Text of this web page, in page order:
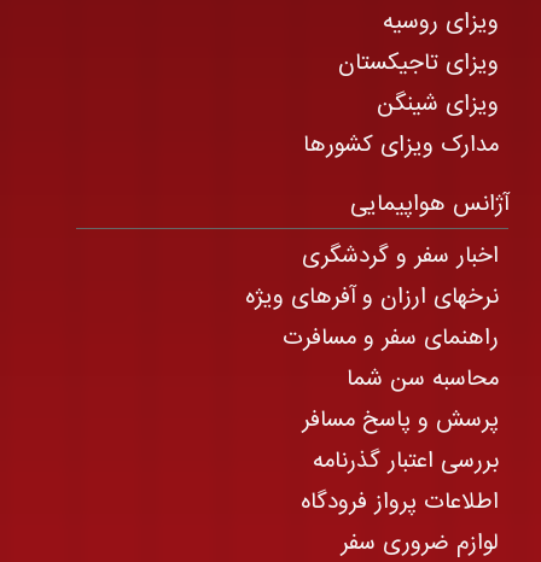
ویزای روسیه
ویزای تاجیکستان
ویزای شینگن
مدارک ویزای کشورها
آژانس هواپیمایی
اخبار سفر و گردشگری
نرخهای ارزان و آفرهای ویژه
راهنمای سفر و مسافرت
محاسبه سن شما
پرسش و پاسخ مسافر
بررسی اعتبار گذرنامه
اطلاعات پرواز فرودگاه
لوازم ضروری سفر